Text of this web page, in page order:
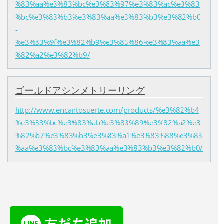
%83%aa%e3%83%bc%e3%83%97%e3%83%ac%e3%83
%bc%e3%83%b3%e3%83%aa%e3%83%b3%e3%82%b0
-
%e3%83%9f%e3%82%b9%e3%83%86%e3%83%aa%e3
%82%a2%e3%82%b9/
ゴールドアシンメトリーリング
http://www.encantosuerte.com/products/%e3%82%b4
%e3%83%bc%e3%83%ab%e3%83%89%e3%82%a2%e3
%82%b7%e3%83%b3%e3%83%a1%e3%83%88%e3%83
%aa%e3%83%bc%e3%83%aa%e3%83%b3%e3%82%b0/